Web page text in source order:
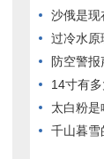
沙俄是现
过冷水原
防空警
14寸有
太白粉是
千山暮雪